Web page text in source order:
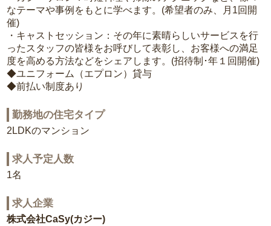
なテーマや事例をもとに学べます。(希望者のみ、月1回開
催)
・キャストセッション：その年に素晴らしいサービスを行
ったスタッフの皆様をお呼びして表彰し、お客様への満足
度を高める方法などをシェアします。(招待制･年１回開催)
◆ユニフォーム（エプロン）貸与
◆前払い制度あり
勤務地の住宅タイプ
2LDKのマンション
求人予定人数
1名
求人企業
株式会社CaSy(カジー)